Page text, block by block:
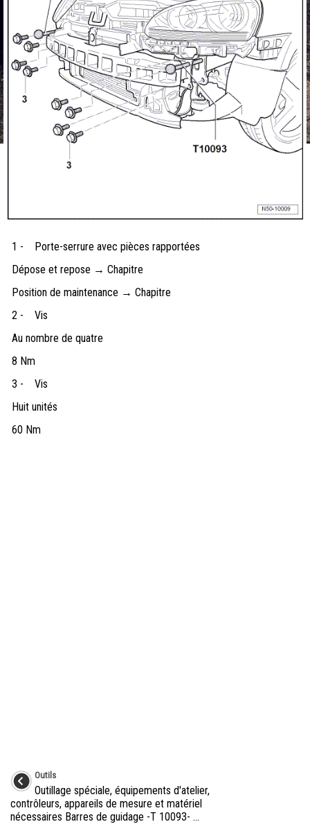
1 -
Porte-serrure avec pièces rapportées
Dépose et repose → Chapitre
Position de maintenance → Chapitre
2 -
Vis
Au nombre de quatre
8 Nm
3 -
Vis
Huit unités
60 Nm
Outils
Outillage spéciale, équipements d'atelier,
contrôleurs, appareils de mesure et matériel
nécessaires Barres de guidage -T 10093- ...